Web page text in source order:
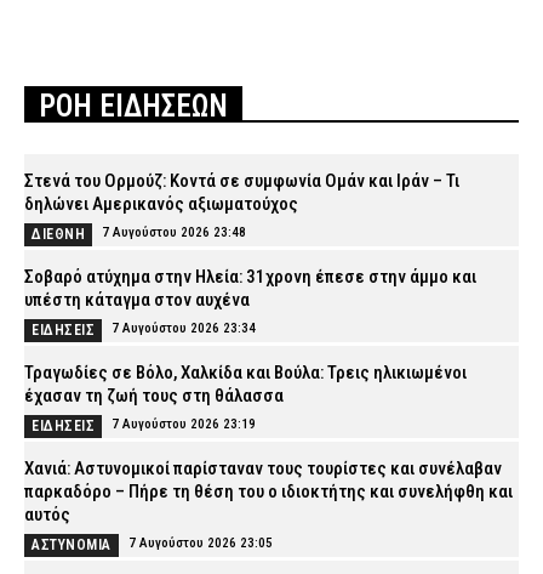
ΡΟΗ ΕΙΔΗΣΕΩΝ
Στενά του Ορμούζ: Κοντά σε συμφωνία Ομάν και Ιράν – Τι
δηλώνει Αμερικανός αξιωματούχος
ΔΙΕΘΝΗ 7 Αυγούστου 2026 23:48
Σοβαρό ατύχημα στην Ηλεία: 31χρονη έπεσε στην άμμο και
υπέστη κάταγμα στον αυχένα
ΕΙΔΗΣΕΙΣ 7 Αυγούστου 2026 23:34
Τραγωδίες σε Βόλο, Χαλκίδα και Βούλα: Τρεις ηλικιωμένοι
έχασαν τη ζωή τους στη θάλασσα
ΕΙΔΗΣΕΙΣ 7 Αυγούστου 2026 23:19
Χανιά: Αστυνομικοί παρίσταναν τους τουρίστες και συνέλαβαν
παρκαδόρο – Πήρε τη θέση του ο ιδιοκτήτης και συνελήφθη και
αυτός
ΑΣΤΥΝΟΜΙΑ 7 Αυγούστου 2026 23:05